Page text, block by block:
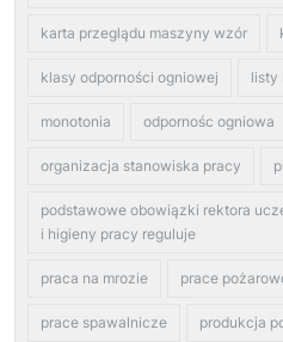
karta przeglądu maszyny wzór
klasy odporności ogniowej listy
monotonia odpornośc ogniowa
organizacja stanowiska pracy
podstawowe obowiązki rektora
i higieny pracy reguluje
praca na mrozie prace
prace spawalnicze produkcja